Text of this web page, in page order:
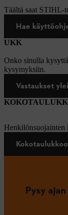
Täältä saat STIHL-
Hae
UKK
Onko sinulla
kysymyksiin.
Vastaukset
Henkilönsuojainten
Pysy